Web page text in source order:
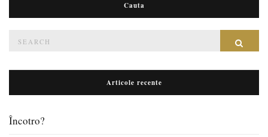
Cauta
Articole recente
Încotro?